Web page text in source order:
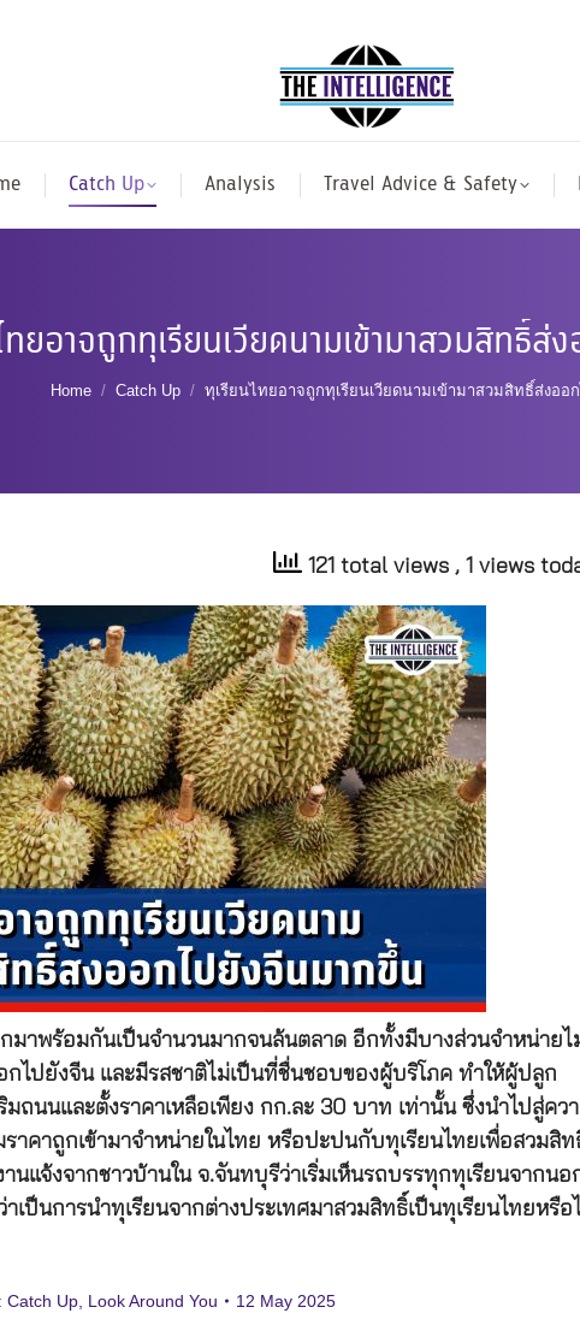
Catch Up Analysis Travel Advice & Safety
ทยอาจถูกทุเรียนเวียดนามเข้ามาสวมสิทธิ์ส่
You are here:
Home Catch Up ทุเรียนไทยอาจถูกทุเรียนเวียดนามเข้ามาสวมสิทธิ์ส่งออ
121 total views , 1 views
มาพร้อมกันเป็นจำนวนมากจนล้นตลาด อีกทั้งมีบางส่วนจำหน่ายไ
กไปยังจีน และมีรสชาติไม่เป็นที่ชื่นชอบของผู้บริโภค ทำให้ผู้ปลูก
ถนนและตั้งราคาเหลือเพียง กก.ละ 30 บาท เท่านั้น ซึ่งนำไปสู่คว
ราคาถูกเข้ามาจำหน่ายในไทย หรือปะปนกับทุเรียนไทยเพื่อสวมสิท
แจ้งจากชาวบ้านใน จ.จันทบุรีว่าเริ่มเห็นรถบรรทุกทุเรียนจากนอ
เป็นการนำทุเรียนจากต่างประเทศมาสวมสิทธิ์เป็นทุเรียนไทยหรือ
Catch Up, Look Around You 12 May 2025